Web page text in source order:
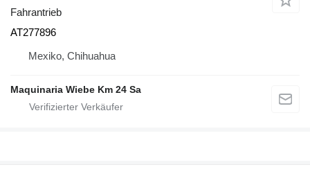
Fahrantrieb
AT277896
Mexiko, Chihuahua
Maquinaria Wiebe Km 24 Sa